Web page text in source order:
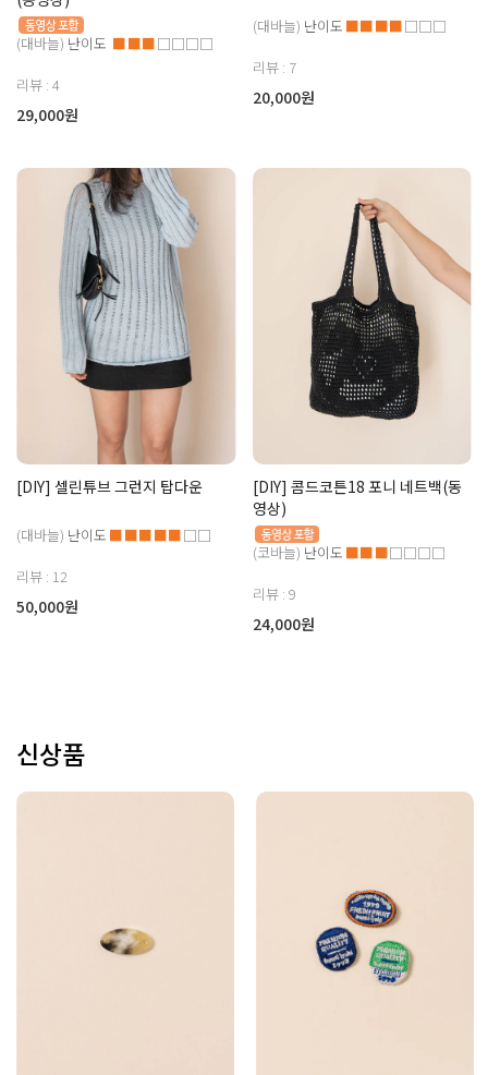
(대바늘) 난이도 ■■■□□□□
리뷰 : 4
29,000원
(대바늘) 난이도 ■■■■□□□
리뷰 : 7
20,000원
[DIY] 셀린튜브 그런지 탑다운
(대바늘) 난이도 ■■■■■□□
리뷰 : 12
50,000원
[DIY] 콤드코튼18 포니 네트백(동
영상)
(코바늘) 난이도 ■■■□□□□
리뷰 : 9
24,000원
신상품